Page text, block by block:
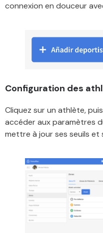
connexion en douceur
Configuration des
Cliquez sur un athlète,
accéder aux paramètres
mettre à jour ses seuils et